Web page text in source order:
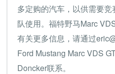
多定购的汽车，以供需要
队使用。福特野马Marc
有关更多信息，请通过
Ford Mustang Marc VDS
Doncker联系。